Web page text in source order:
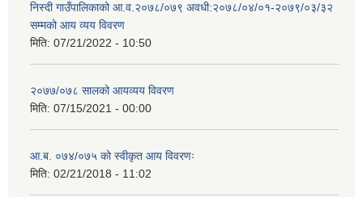
निस्दी गाउँपालिकाको आ.व.२०७८/०७९ अवधी:२०७८/०४/०१-२०७९/०३/३२
सम्मको आय व्यय विवरण
मिति: 07/21/2022 - 10:50
२०७७/०७८ सालको आयव्यय विवरण
मिति: 07/15/2021 - 00:00
आ.ब. ०७४/०७५ को स्वीकृत आय विवरणः
मिति: 02/21/2018 - 11:02